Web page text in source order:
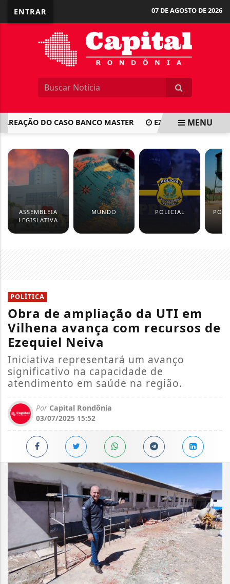
ENTRAR 07 DE AGOSTO DE 2026
DO CASO BANCO MASTER EZEQUIEL NEIVA
MENU
ASSEMBLEIA
LEGISLATIVA
MUNDO POLICIAL
POLÍTICA
Obra de ampliação da UTI em
Vilhena avança com recursos de
Ezequiel Neiva
Iniciativa representará um avanço
significativo na capacidade de
atendimento em saúde na região.
Por Capital Rondônia
03/07/2025 15:52